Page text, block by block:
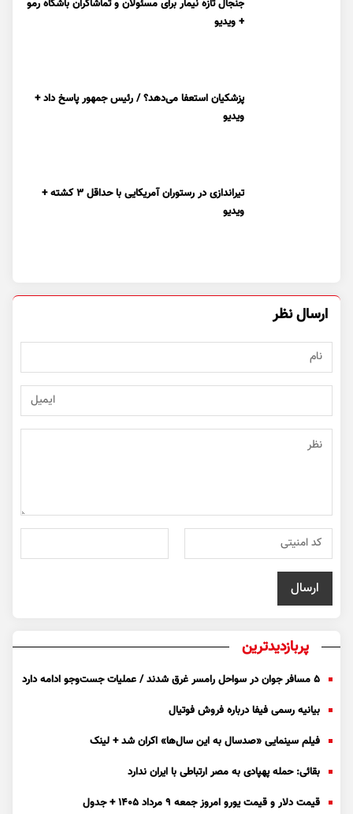
جنجال تازه نیمار برای مسئولان و تماشاگران باشگاه رمو
+ ویدیو
پزشکیان استعفا می‌دهد؟ / رئیس جمهور پاسخ داد +
ویدیو
تیراندازی در رستوران آمریکایی با حداقل ۳ کشته +
ویدیو
ارسال نظر
پربازدیدترین
۵ مسافر جوان در سواحل رامسر غرق شدند / عملیات جست‌و‌جو ادامه دارد
بیانیه رسمی فیفا درباره فروش فوتیال
فیلم سینمایی «صدسال به این سال‌ها» اکران شد + لینک
بقائی: حمله پهپادی به مصر ارتباطی با ایران ندارد
قیمت دلار و قیمت یورو امروز جمعه ۹ مرداد ۱۴۰۵ + جدول